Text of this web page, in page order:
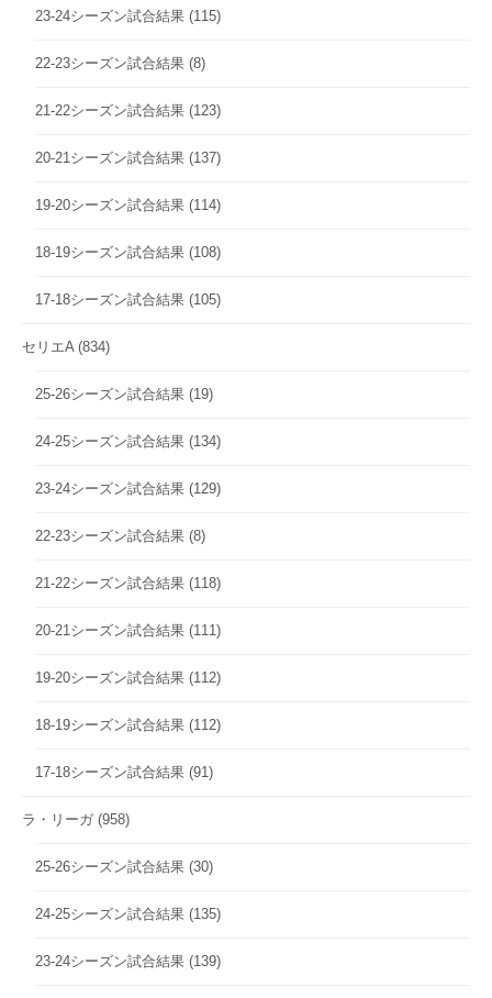
23-24シーズン試合結果 (115)
22-23シーズン試合結果 (8)
21-22シーズン試合結果 (123)
20-21シーズン試合結果 (137)
19-20シーズン試合結果 (114)
18-19シーズン試合結果 (108)
17-18シーズン試合結果 (105)
セリエA (834)
25-26シーズン試合結果 (19)
24-25シーズン試合結果 (134)
23-24シーズン試合結果 (129)
22-23シーズン試合結果 (8)
21-22シーズン試合結果 (118)
20-21シーズン試合結果 (111)
19-20シーズン試合結果 (112)
18-19シーズン試合結果 (112)
17-18シーズン試合結果 (91)
ラ・リーガ (958)
25-26シーズン試合結果 (30)
24-25シーズン試合結果 (135)
23-24シーズン試合結果 (139)